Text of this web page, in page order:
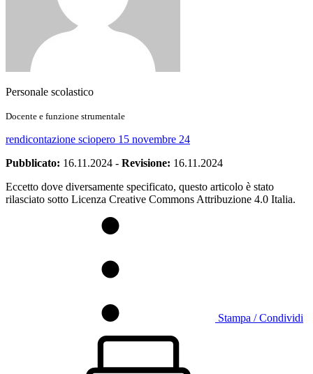
Personale scolastico
Docente e funzione strumentale
rendicontazione sciopero 15 novembre 24
Pubblicato: 16.11.2024 - Revisione: 16.11.2024
Eccetto dove diversamente specificato, questo articolo è stato
rilasciato sotto Licenza Creative Commons Attribuzione 4.0 Italia.
Stampa / Condividi